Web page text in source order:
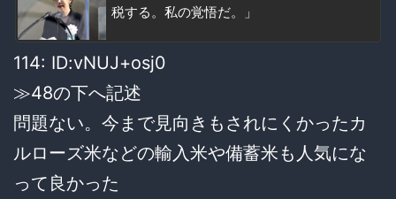
税する。私の覚悟だ。」
114: ID:vNUJ+osj0
≫48の下へ記述
問題ない。今まで見向きもされにくかったカ
ルローズ米などの輸入米や備蓄米も人気にな
って良かった